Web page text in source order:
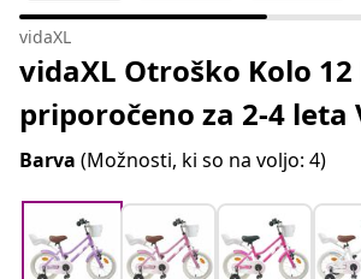
vidaXL
vidaXL Otroško Kolo 12
priporočeno za 2-4 leta
Barva (Možnosti, ki so na voljo: 4)